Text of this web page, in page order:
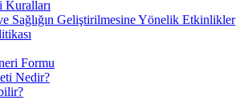
Kuralları
Sağlığın Geliştirilmesine Yönelik Etkinlikler
Formu
Nedir?